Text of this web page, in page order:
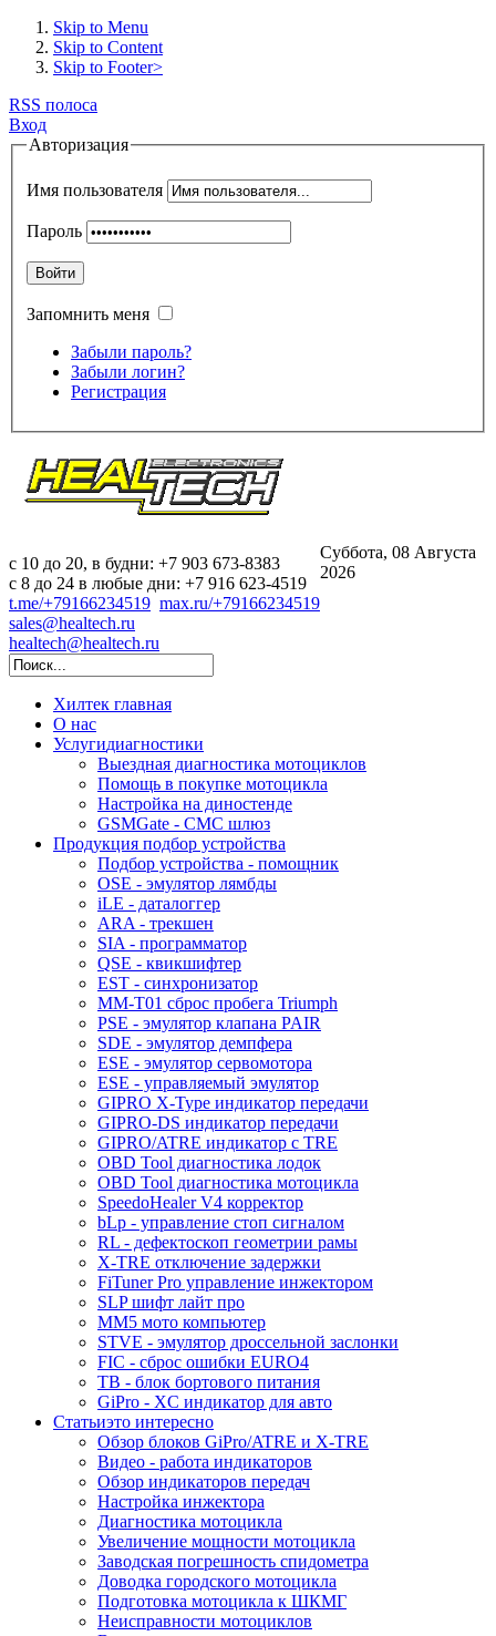
Skip to Menu
Skip to Content
Skip to Footer>
RSS полоса
Вход
Авторизация
Имя пользователя
Пароль
Войти
Запомнить меня
Забыли пароль?
Забыли логин?
Регистрация
c 10 до 20, в будни: +7 903 673-8383
с 8 до 24 в любые дни: +7 916 623-4519
t.me/+79166234519 max.ru/+79166234519
sales@healtech.ru
healtech@healtech.ru
Суббота, 08 Августа
2026
Хилтек главная
О нас
Услугидиагностики
Выездная диагностика мотоциклов
Помощь в покупке мотоцикла
Настройка на диностенде
GSMGate - СМС шлюз
Продукция подбор устройства
Подбор устройства - помощник
OSE - эмулятор лямбды
iLE - даталоггер
ARA - трекшен
SIA - программатор
QSE - квикшифтер
EST - синхронизатор
MM-T01 сброс пробега Triumph
PSE - эмулятор клапана PAIR
SDE - эмулятор демпфера
ESE - эмулятор сервомотора
ESE - управляемый эмулятор
GIPRO X-Type индикатор передачи
GIPRO-DS индикатор передачи
GIPRO/ATRE индикатор с TRE
OBD Tool диагностика лодок
OBD Tool диагностика мотоцикла
SpeedoHealer V4 корректор
bLp - управление стоп сигналом
RL - дефектоскоп геометрии рамы
X-TRE отключение задержки
FiTuner Pro управление инжектором
SLP шифт лайт про
MM5 мото компьютер
STVE - эмулятор дроссельной заслонки
FIC - сброс ошибки EURO4
TB - блок бортового питания
GiPro - XC индикатор для авто
Статьиэто интересно
Обзор блоков GiPro/ATRE и X-TRE
Видео - работа индикаторов
Обзор индикаторов передач
Настройка инжектора
Диагноcтика мотоцикла
Увеличение мощности мотоцикла
Заводская погрешность спидометра
Доводка городского мотоцикла
Подготовка мотоцикла к ШКМГ
Неисправности мотоциклов